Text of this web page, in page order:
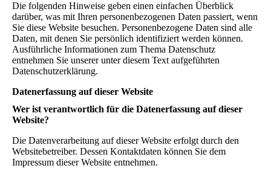
Die folgenden Hinweise geben einen einfachen Überblick
darüber, was mit Ihren personenbezogenen Daten passiert, wenn
Sie diese Website besuchen. Personenbezogene Daten sind alle
Daten, mit denen Sie persönlich identifiziert werden können.
Ausführliche Informationen zum Thema Datenschutz
entnehmen Sie unserer unter diesem Text aufgeführten
Datenschutzerklärung.
Datenerfassung auf dieser Website
Wer ist verantwortlich für die Datenerfassung auf dieser
Website?
Die Datenverarbeitung auf dieser Website erfolgt durch den
Websitebetreiber. Dessen Kontaktdaten können Sie dem
Impressum dieser Website entnehmen.